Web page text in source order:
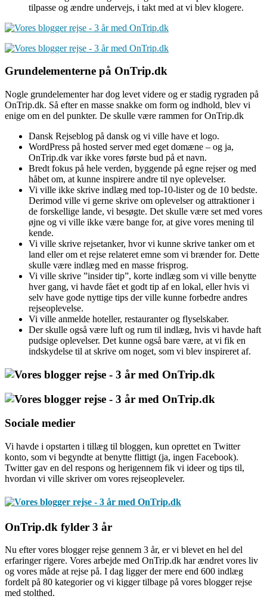
tilpasse og ændre undervejs, i takt med at vi blev klogere.
Grundelementerne på OnTrip.dk
Nogle grundelementer har dog levet videre og er stadig rygraden på
OnTrip.dk. Så efter en masse snakke om form og indhold, blev vi
enige om en del punkter. De skulle være rammen for OnTrip.dk
Dansk Rejseblog på dansk og vi ville have et logo.
WordPress på hosted server med eget domæne – og ja,
OnTrip.dk var ikke vores første bud på et navn.
Bredt fokus på hele verden, byggende på egne rejser og med
håbet om, at kunne inspirere andre til nye oplevelser.
Vi ville ikke skrive indlæg med top-10-lister og de 10 bedste.
Derimod ville vi gerne skrive om oplevelser og attraktioner i
de forskellige lande, vi besøgte. Det skulle være set med vores
øjne og vi ville ikke være bange for, at give vores mening til
kende.
Vi ville skrive rejsetanker, hvor vi kunne skrive tanker om et
land eller om et rejse relateret emne som vi brænder for. Dette
skulle være indlæg med en masse frisprog.
Vi ville skrive ”insider tip”, korte indlæg som vi ville benytte
hver gang, vi havde fået et godt tip af en lokal, eller hvis vi
selv have gode nyttige tips der ville kunne forbedre andres
rejseoplevelse.
Vi ville anmelde hoteller, restauranter og flyselskaber.
Der skulle også være luft og rum til indlæg, hvis vi havde haft
pudsige oplevelser. Det kunne også bare være, at vi fik en
indskydelse til at skrive om noget, som vi blev inspireret af.
Sociale medier
Vi havde i opstarten i tillæg til bloggen, kun oprettet en Twitter
konto, som vi begyndte at benytte flittigt (ja, ingen Facebook).
Twitter gav en del respons og herigennem fik vi ideer og tips til,
hvordan vi ville skriver om vores rejseopleveler.
OnTrip.dk fylder 3 år
Nu efter vores blogger rejse gennem 3 år, er vi blevet en hel del
erfaringer rigere. Vores arbejde med OnTrip.dk har ændret vores liv
og vores måde at rejse på. I dag ligger der mere end 600 indlæg
fordelt på 80 kategorier og vi kigger tilbage på vores blogger rejse
med stolthed.